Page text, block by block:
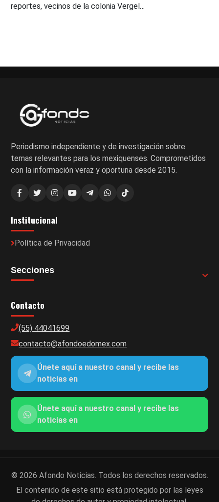
reportes, vecinos de la colonia Vergel…
Periodismo independiente y de investigación sobre
temas relevantes para los mexiquenses. Comprometidos
con la información veraz y oportuna desde 2015.
Institucional
Política de Privacidad
Secciones
Contacto
(55) 44041699
contacto@afondoedomex.com
Únete aquí a nuestro canal y recibe las
noticias en
Únete aquí a nuestro canal y recibe las
noticias en
© 2026 Afondo Noticias. Todos los derechos reservados.
El contenido de este sitio está protegido por las leyes